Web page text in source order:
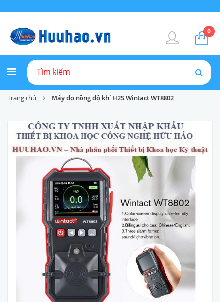
0
Trang chủ Máy đo nồng độ khí H2S Wintact WT8802